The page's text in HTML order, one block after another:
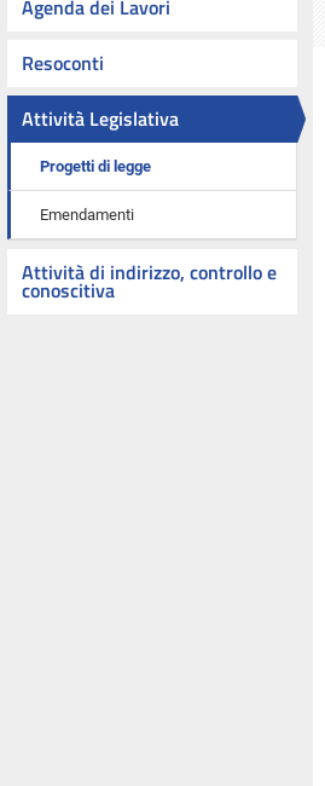
Agenda dei Lavori
Resoconti
Attività Legislativa
Progetti di legge
Emendamenti
Attività di indirizzo, controllo e
conoscitiva